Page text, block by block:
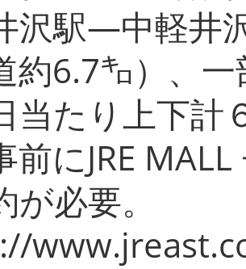
沢駅―中軽井
約6.7㌔）、
当たり上下計
前にJRE
必要。